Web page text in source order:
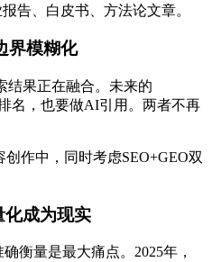
告、白皮书、方法论文章。
界模糊化
结果正在融合。未来的
名，也要做AI引用。两者不再
创作中，同时考虑SEO+GEO双
成为现实
衡量是最大痛点。2025年，